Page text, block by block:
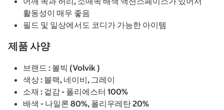
활동성이 매우 좋음
필드 및 일상에서도 코디가 가능한 아이템
제품 사양
브랜드 : 볼빅 (Volvik )
색상 : 블랙, 네이비, 그레이
소재 : 겉감 - 폴리에스터 100%
배색 - 나일론 80%, 폴리우레탄 20%